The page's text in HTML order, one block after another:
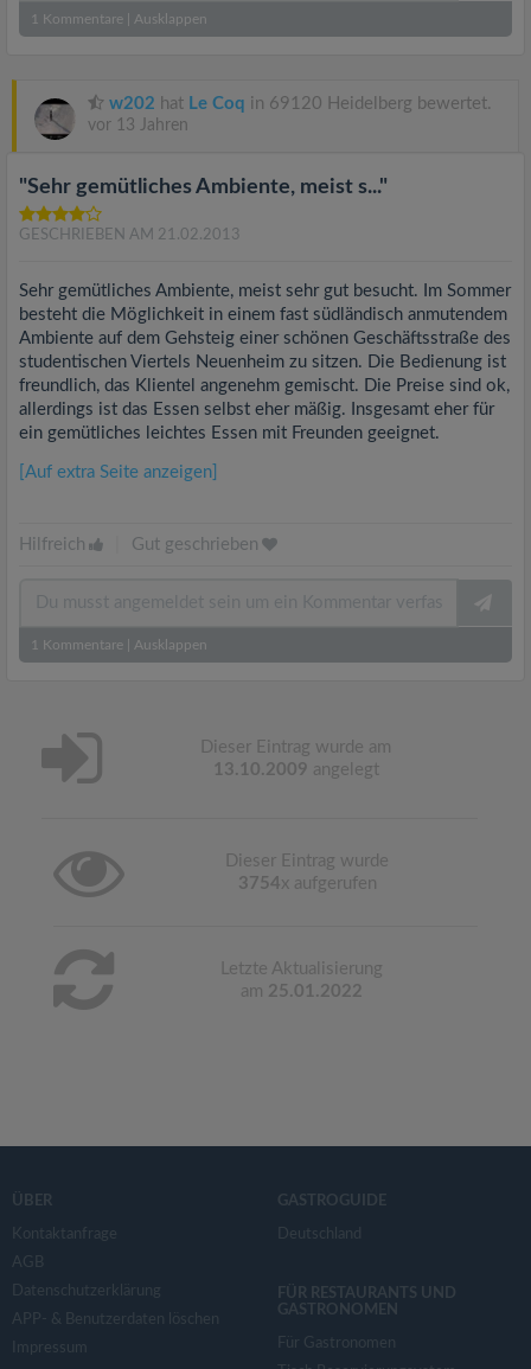
1 Kommentare Ausklappen
w202 hat Le Coq in 69120 Heidelberg bewertet.
vor 13 Jahren
"Sehr gemütliches Ambiente, meist s..."
GESCHRIEBEN AM 21.02.2013
Sehr gemütliches Ambiente, meist sehr gut besucht. Im Sommer
besteht die Möglichkeit in einem fast südländisch anmutendem
Ambiente auf dem Gehsteig einer schönen Geschäftsstraße des
studentischen Viertels Neuenheim zu sitzen. Die Bedienung ist
freundlich, das Klientel angenehm gemischt. Die Preise sind ok,
allerdings ist das Essen selbst eher mäßig. Insgesamt eher für
ein gemütliches leichtes Essen mit Freunden geeignet.
[Auf extra Seite anzeigen]
Hilfreich Gut geschrieben
1 Kommentare Ausklappen
Dieser Eintrag wurde am
13.10.2009 angelegt
Dieser Eintrag wurde
3754x aufgerufen
Letzte Aktualisierung
am 25.01.2022
ÜBER
Kontaktanfrage
AGB
Datenschutzerklärung
APP- & Benutzerdaten löschen
Impressum
GASTROGUIDE
Deutschland
FÜR RESTAURANTS UND
GASTRONOMEN
Für Gastronomen